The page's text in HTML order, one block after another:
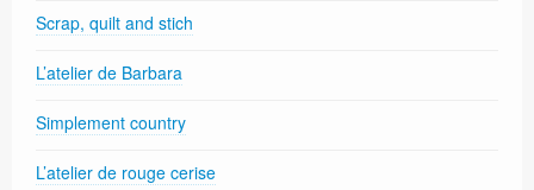
Scrap, quilt and stich
L’atelier de Barbara
Simplement country
L’atelier de rouge cerise